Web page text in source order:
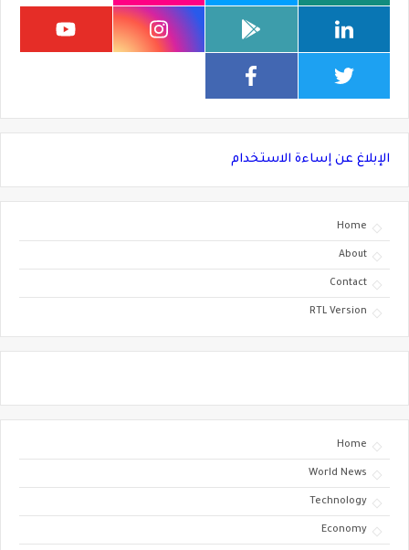
الإبلاغ عن إساءة الاستخدام
Home
About
Contact
RTL Version
Home
World News
Technology
Economy